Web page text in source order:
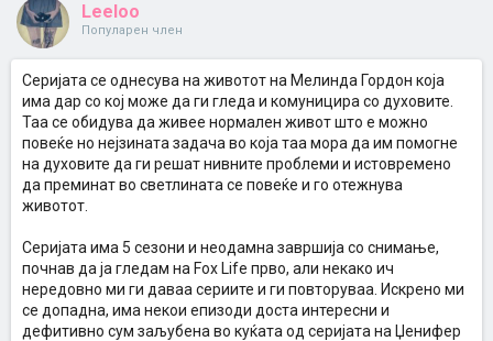
Leeloo
Популарен член
Серијата се однесува на животот на Мелинда Гордон која
има дар со кој може да ги гледа и комуницира со духовите.
Таа се обидува да живее нормален живот што е можно
повеќе но нејзината задача во која таа мора да им помогне
на духовите да ги решат нивните проблеми и истовремено
да преминат во светлината се повеќе и го отежнува
животот.
Серијата има 5 сезони и неодамна завршија со снимање,
почнав да ја гледам на Fox Life прво, али некако ич
нередовно ми ги даваа сериите и ги повторуваа. Искрено ми
се допадна, има некои епизоди доста интересни и
дефитивно сум заљубена во куќата од серијата на Џенифер